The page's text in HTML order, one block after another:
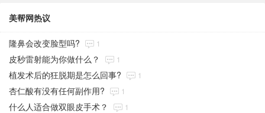
美帮网热议
隆鼻会改变脸型吗? 1
皮秒雷射能为你做什么？ 1
植发术后的狂脱期是怎么回事? 1
杏仁酸有没有任何副作用? 1
什么人适合做双眼皮手术？ 1